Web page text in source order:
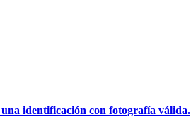
identificación con fotografía válida.